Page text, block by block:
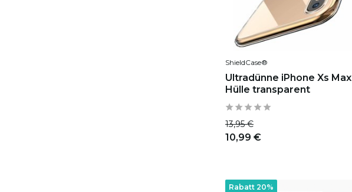
ShieldCase®
Ultradünne iPhone Xs Max
Hülle transparent
13,95 €
10,99 €
Rabatt 20%